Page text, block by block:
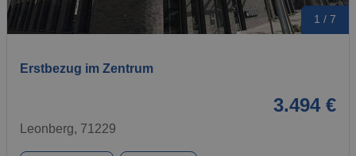
1 / 7
Erstbezug im Zentrum
3.494 €
Leonberg, 71229